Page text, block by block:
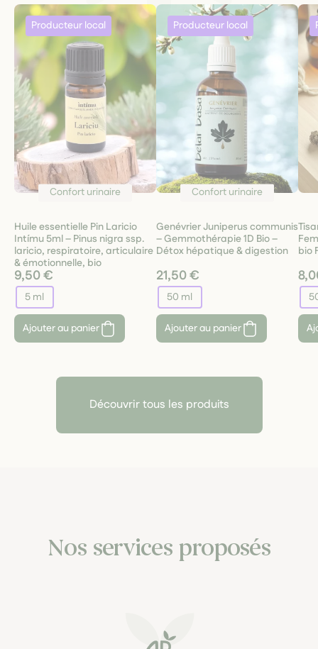
Confort urinaire
Huile essentielle Pin Laricio
Intímu 5ml – Pinus nigra ssp.
laricio, respiratoire, articulaire
& émotionnelle, bio
9,50 €
5 ml
Ajouter au panier
Confort urinaire
Genévrier Juniperus communis
– Gemmothérapie 1D Bio –
Détox hépatique & digestion
21,50 €
50 ml
Ajouter au panier
bio
Découvrir tous les produits
Nos services proposés